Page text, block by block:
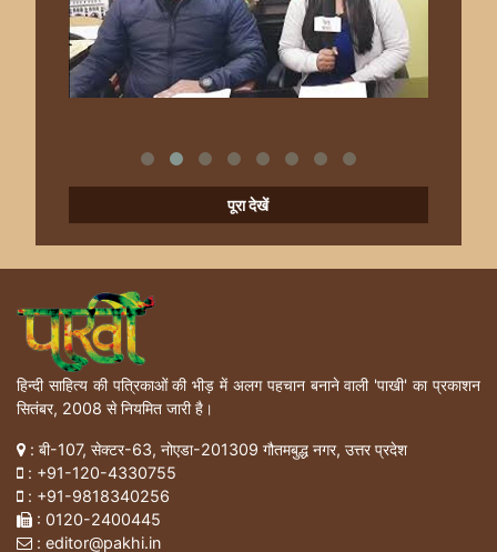
पूरा देखें
हिन्दी साहित्य की पत्रिकाओं की भीड़ में अलग पहचान बनाने वाली 'पाखी' का प्रकाशन
सितंबर, 2008 से नियमित जारी है।
: बी-107, सेक्टर-63, नोएडा-201309 गौतमबुद्ध नगर, उत्तर प्रदेश
: +91-120-4330755
: +91-9818340256
: 0120-2400445
: editor@pakhi.in